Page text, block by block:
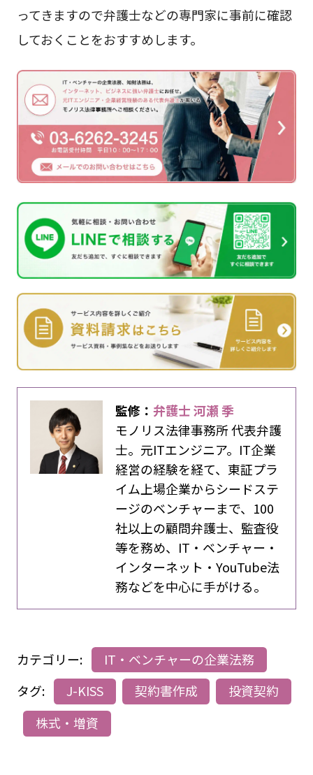
ってきますので弁護士などの専門家に事前に確認
しておくことをおすすめします。
監修：弁護士 河瀬 季
モノリス法律事務所 代表弁護
士。元ITエンジニア。IT企業
経営の経験を経て、東証プラ
イム上場企業からシードステ
ージのベンチャーまで、100
社以上の顧問弁護士、監査役
等を務め、IT・ベンチャー・
インターネット・YouTube法
務などを中心に手がける。
カテゴリー:
IT・ベンチャーの企業法務
タグ:
J-KISS 契約書作成
投資契約
株式・増資